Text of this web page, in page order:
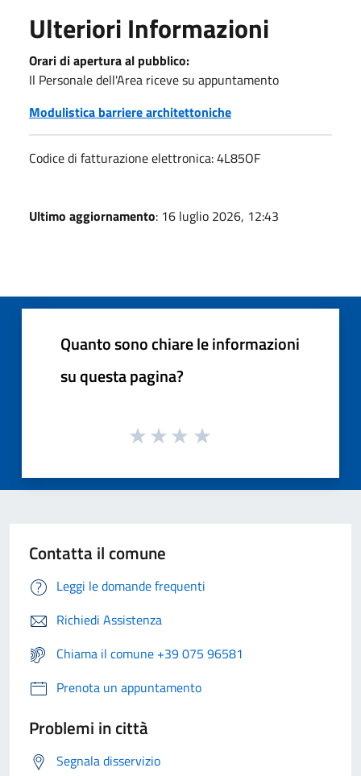
Ulteriori Informazioni
Orari di apertura al pubblico:
Il Personale dell'Area riceve su appuntamento
Modulistica barriere architettoniche
Codice di fatturazione elettronica: 4L85OF
Ultimo aggiornamento: 16 luglio 2026, 12:43
Quanto sono chiare le informazioni
su questa pagina?
Contatta il comune
Leggi le domande frequenti
Richiedi Assistenza
Chiama il comune +39 075 96581
Prenota un appuntamento
Problemi in città
Segnala disservizio